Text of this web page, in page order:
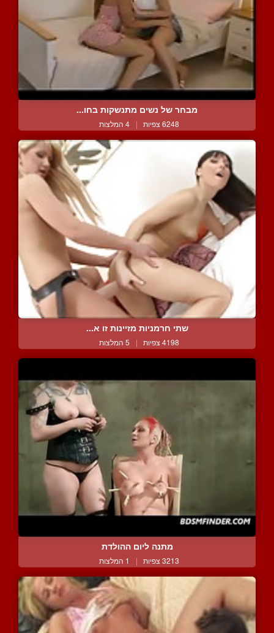
מבחר של נשים מתנשקות בחו...
6248 צפיות | 4 המלצות
שתי חרמניות מזיינות זו א...
4198 צפיות | 5 המלצות
מתנה ליום ההולדת
3213 צפיות | 1 המלצות